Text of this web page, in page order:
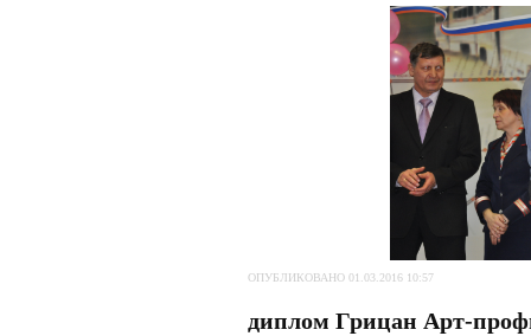
ОПУБЛИКОВАНО 01.03.2016 10:57
диплом Грицан Арт-